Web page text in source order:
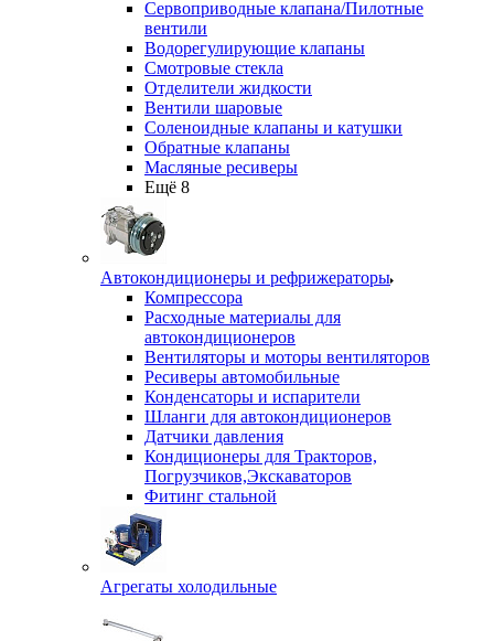
Сервоприводные клапана/Пилотные
вентили
Водорегулирующие клапаны
Смотровые стекла
Отделители жидкости
Вентили шаровые
Соленоидные клапаны и катушки
Обратные клапаны
Масляные ресиверы
Ещё 8
Автокондиционеры и рефрижераторы
Компрессора
Расходные материалы для
автокондиционеров
Вентиляторы и моторы вентиляторов
Ресиверы автомобильные
Конденсаторы и испарители
Шланги для автокондиционеров
Датчики давления
Кондиционеры для Тракторов,
Погрузчиков,Экскаваторов
Фитинг стальной
Агрегаты холодильные